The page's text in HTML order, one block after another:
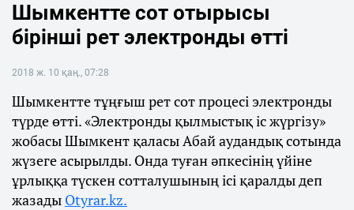
Шымкентте сот отырысы
бірінші рет электронды өтті
2018 ж. 10 қаң., 07:28
Шымкентте тұңғыш рет сот процесі электронды
түрде өтті. «Электронды қылмыстық іс жүргізу»
жобасы Шымкент қаласы Абай аудандық сотында
жүзеге асырылды. Онда туған әпкесінің үйіне
ұрлыққа түскен сотталушының ісі қаралды деп
жазады Otyrar.kz.